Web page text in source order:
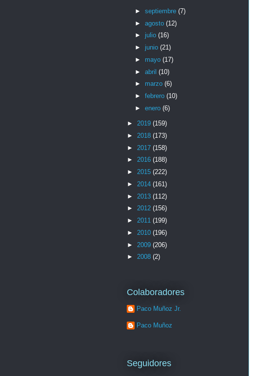
► septiembre (7)
► agosto (12)
► julio (16)
► junio (21)
► mayo (17)
► abril (10)
► marzo (6)
► febrero (10)
► enero (6)
► 2019 (159)
► 2018 (173)
► 2017 (158)
► 2016 (188)
► 2015 (222)
► 2014 (161)
► 2013 (112)
► 2012 (156)
► 2011 (199)
► 2010 (196)
► 2009 (206)
► 2008 (2)
Colaboradores
Paco Muñoz Jr.
Paco Muñoz
Seguidores